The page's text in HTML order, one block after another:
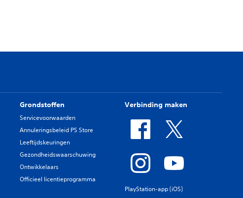
Grondstoffen
Servicevoorwaarden
Annuleringsbeleid PS Store
Leeftijdskeuringen
Gezondheidswaarschuwing
Ontwikkelaars
Officieel licentieprogramma
Verbinding maken
PlayStation-app (iOS)